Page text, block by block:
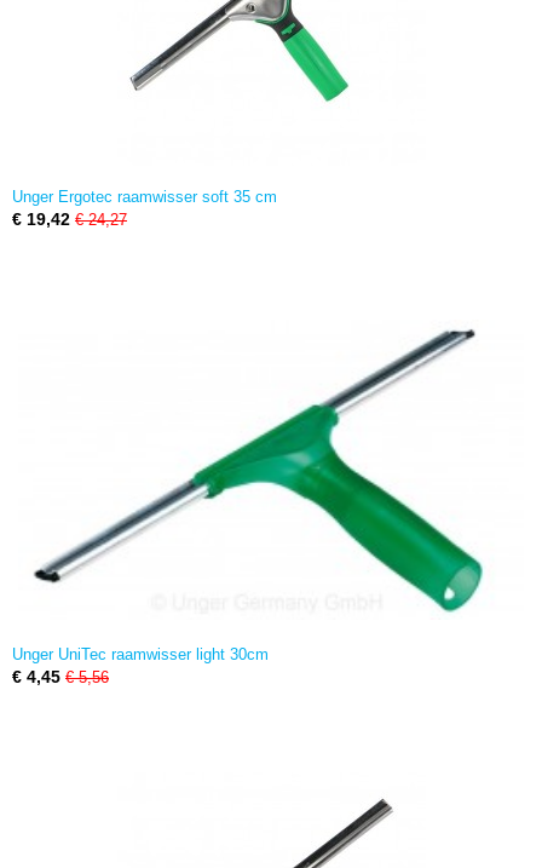
Unger Ergotec raamwisser soft 35 cm
€ 19,42 € 24,27
Unger UniTec raamwisser light 30cm
€ 4,45 € 5,56